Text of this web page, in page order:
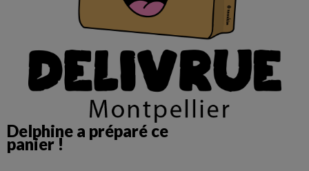
Delphine a préparé ce
panier !